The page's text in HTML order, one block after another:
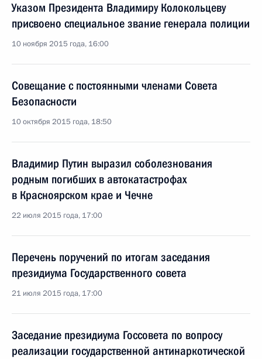
Указом Президента Владимиру Колокольцеву
присвоено специальное звание генерала полиции
10 ноября 2015 года, 16:00
Совещание с постоянными членами Совета
Безопасности
10 октября 2015 года, 18:50
Владимир Путин выразил соболезнования
родным погибших в автокатастрофах
в Красноярском крае и Чечне
22 июля 2015 года, 17:00
Перечень поручений по итогам заседания
президиума Государственного совета
21 июля 2015 года, 17:00
Заседание президиума Госсовета по вопросу
реализации государственной антинаркотической